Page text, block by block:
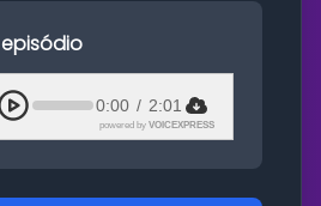
0:00 / 2:01
powered by VOICEXPRESS